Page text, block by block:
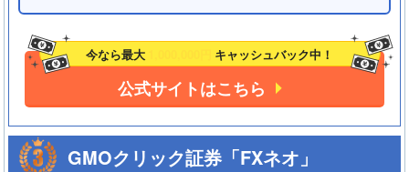
今なら最大 キャッシュバック中！
公式サイトはこちら
GMOクリック証券「FXネオ」